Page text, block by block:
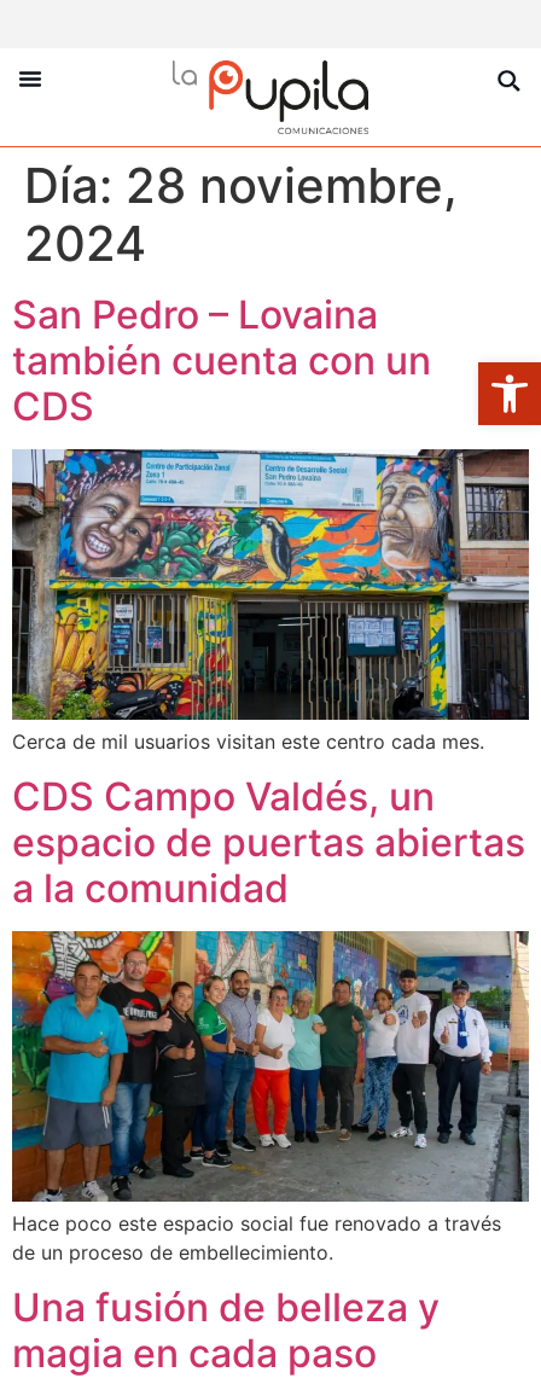
Día: 28 noviembre,
2024
San Pedro – Lovaina
también cuenta con un
CDS
Cerca de mil usuarios visitan este centro cada mes.
CDS Campo Valdés, un
espacio de puertas abiertas
a la comunidad
Hace poco este espacio social fue renovado a través
de un proceso de embellecimiento.
Una fusión de belleza y
magia en cada paso
Abrir